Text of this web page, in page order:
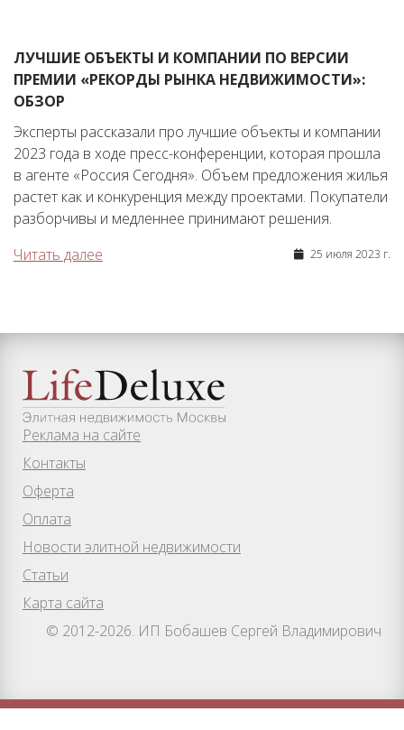
ЛУЧШИЕ ОБЪЕКТЫ И КОМПАНИИ ПО ВЕРСИИ
ПРЕМИИ «РЕКОРДЫ РЫНКА НЕДВИЖИМОСТИ»:
ОБЗОР
Эксперты рассказали про лучшие объекты и компании
2023 года в ходе пресс-конференции, которая прошла
в агенте «Россия Сегодня». Объем предложения жилья
растет как и конкуренция между проектами. Покупатели
разборчивы и медленнее принимают решения.
Читать далее
25 июля 2023 г.
Реклама на сайте
Контакты
Оферта
Оплата
Новости элитной недвижимости
Статьи
Карта сайта
© 2012-2026. ИП Бобашев Сергей Владимирович